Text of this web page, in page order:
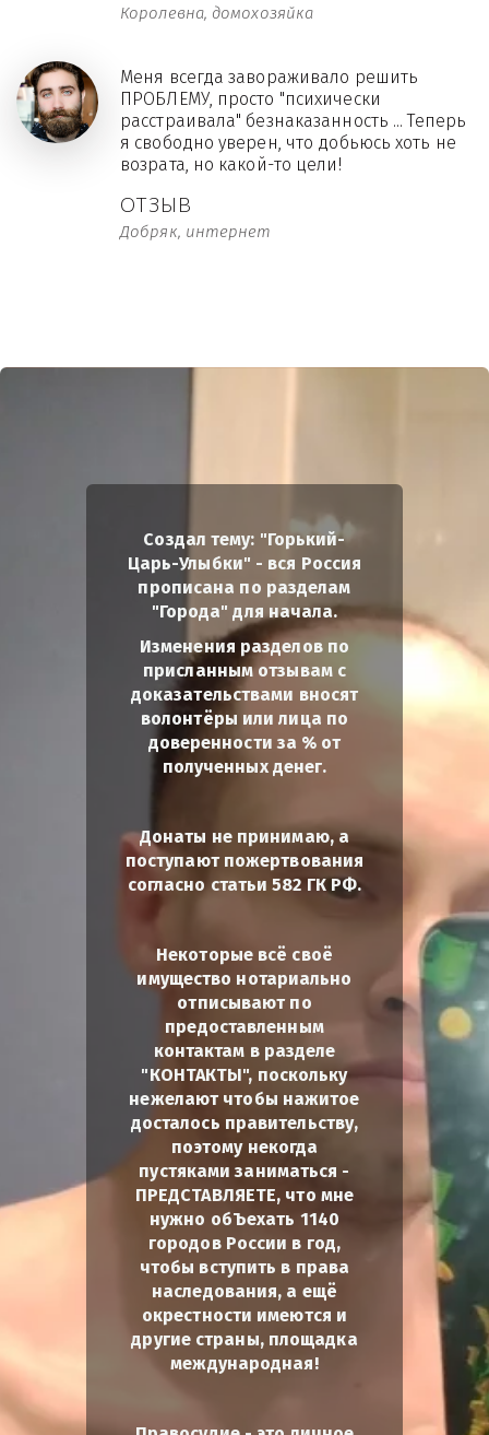
Королевна, домохозяйка
ОТЗЫВ
Добряк, интернет
Меня всегда завораживало решить
ПРОБЛЕМУ, просто "психически
расстраивала" безнаказанность ... Теперь
я свободно уверен, что добьюсь хоть не
возрата, но какой-то цели!
Создал тему: "Горький-
Царь-Улыбки" - вся Россия
прописана по разделам
"Города" для начала.
Изменения разделов по
присланным отзывам с
доказательствами вносят
волонтёры или лица по
доверенности за % от
полученных денег.
Донаты не принимаю, а
поступают пожертвования
согласно статьи 582 ГК РФ.
Некоторые всё своё
имущество нотариально
отписывают по
предоставленным
контактам в разделе
"КОНТАКТЫ", поскольку
нежелают чтобы нажитое
досталось правительству,
поэтому некогда
пустяками заниматься -
ПРЕДСТАВЛЯЕТЕ, что мне
нужно обЪехать 1140
городов России в год,
чтобы вступить в права
наследования, а ещё
окрестности имеются и
другие страны, площадка
международная!